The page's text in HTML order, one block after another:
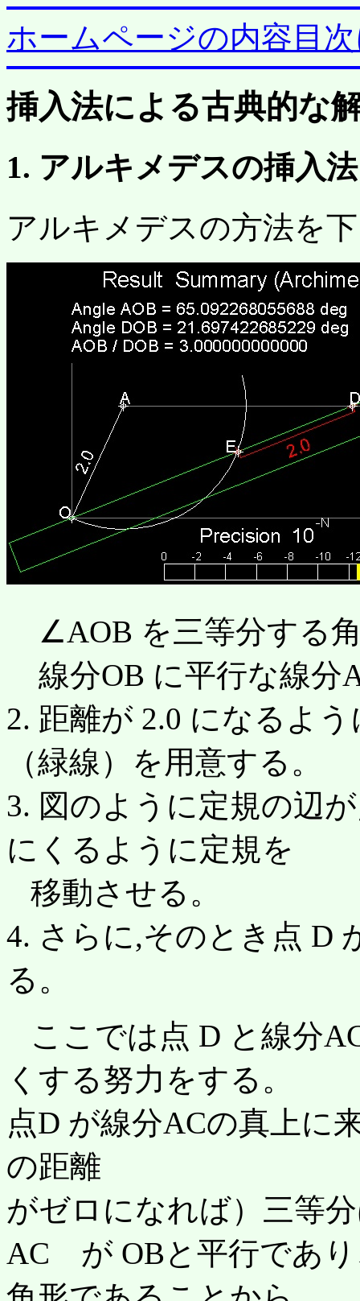
ホームページの内容目
挿入法による古典的な
1. アルキメデスの挿入
アルキメデスの方法を
∠AOB を三等分する
線分OB に平行な線分
2. 距離が 2.0 になるよ
（緑線）を用意する。
3. 図のように定規の辺
にくるように定規を
移動させる。
4. さらに,そのとき点 D
る。
ここでは点 D と線分
くする努力をする。
点D が線分ACの真上に
の距離
がゼロになれば）三等
AC が OBと平行であ